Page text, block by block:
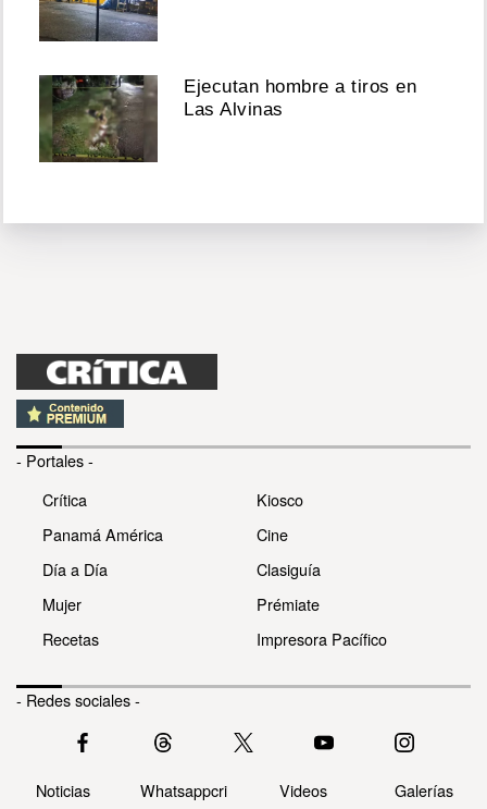
Ejecutan hombre a tiros en
Las Alvinas
- Portales -
Crítica
Panamá América
Día a Día
Mujer
Recetas
Kiosco
Cine
Clasiguía
Prémiate
Impresora Pacífico
- Redes sociales -
Noticias Whatsappcri Videos Galerías